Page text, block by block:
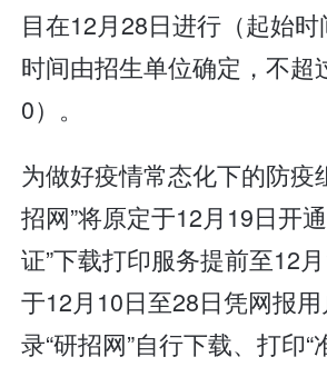
目在12月28日进行（起始
时间由招生单位确定，不超
0）。
为做好疫情常态化下的防疫
招网”将原定于12月19日开
证”下载打印服务提前至12
于12月10日至28日凭网报
录“研招网”自行下载、打印“